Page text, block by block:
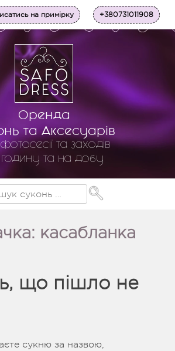
Оренда
та Аксесуарів
та заходів
та на добу
на примірку +380731011908
касабланка
що пішло не
сукню за назвою,